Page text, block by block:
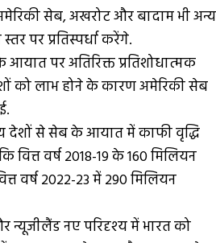
सेब, अखरोट और बादाम भी अन्य
पर प्रतिस्पर्धा करेंगे.
पर अतिरिक्त प्रतिशोधात्मक
को लाभ होने के कारण अमेरिकी सेब
देशों से सेब के आयात में काफी वृद्धि
वित्त वर्ष 2018-19 के 160 मिलियन
वर्ष 2022-23 में 290 मिलियन
न्यूजीलैंड नए परिदृश्‍य में भारत को